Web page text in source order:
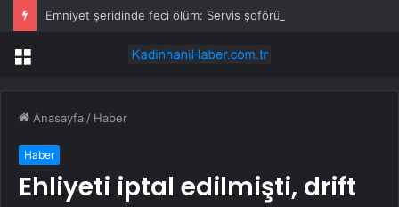
Menü
Anasayfa / Haber
Haber
Ehliyeti iptal edilmişti, drift